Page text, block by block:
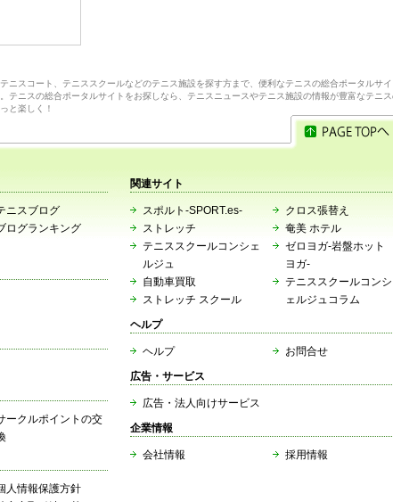
スコート、テニススクールなどのテニス施設を探す方まで、便利なテニスの総合ポータルサイ
ニスの総合ポータルサイトをお探しなら、テニスニュースやテニス施設の情報が豊富なテニ
と楽しく！
ニスブログ
ログランキング
ークルポイントの交
人情報保護方針
関連サイト
スポルト-SPORT.es-
ストレッチ
テニススクールコンシェ
ルジュ
自動車買取
ストレッチ スクール
クロス張替え
奄美 ホテル
ゼロヨガ-岩盤ホット
ヨガ-
テニススクールコンシ
ェルジュコラム
ヘルプ
ヘルプ
お問合せ
広告・サービス
広告・法人向けサービス
企業情報
会社情報 採用情報